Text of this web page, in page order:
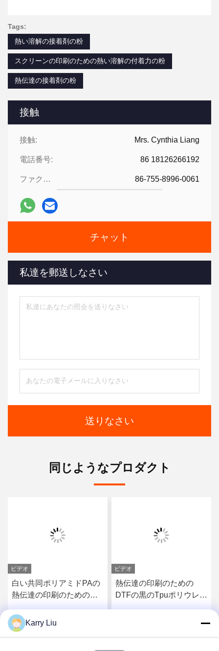
接触
接触: Mrs. Cynthia Liang
電話番号: 86 18126266192
ファクシミリ: 86-755-8996-0061
チャット
私達を郵送しなさい
送りなさい
Tags:
熱い溶解の接着剤の粉
スクリーンの印刷のための熱い溶解の付着力の粉
熱伝達の接着剤の粉
同じようなプロダクト
ビデオ
白い共同ポリアミドPAの
熱伝達の印刷のための洗
最もよい価格を得なさ
ビデオ
熱伝達の印刷のための
DTFの黒のTpuポリウレタ
Karry Liu